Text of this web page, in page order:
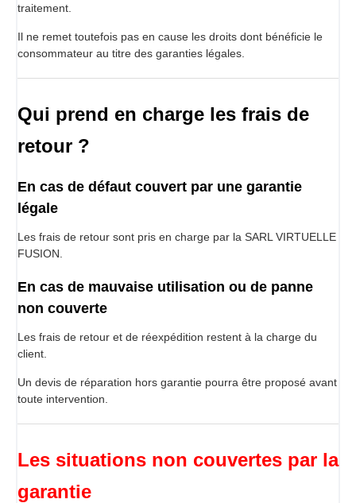
traitement.
Il ne remet toutefois pas en cause les droits dont bénéficie le
consommateur au titre des garanties légales.
Qui prend en charge les frais de
retour ?
En cas de défaut couvert par une garantie
légale
Les frais de retour sont pris en charge par la SARL VIRTUELLE
FUSION.
En cas de mauvaise utilisation ou de panne
non couverte
Les frais de retour et de réexpédition restent à la charge du
client.
Un devis de réparation hors garantie pourra être proposé avant
toute intervention.
Les situations non couvertes par la
garantie